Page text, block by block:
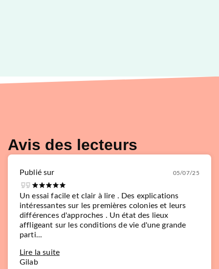
Avis des lecteurs
Publié sur 05/07/25
Un essai facile et clair à lire . Des explications
intéressantes sur les premières colonies et leurs
différences d'approches . Un état des lieux
affligeant sur les conditions de vie d'une grande
parti...
Lire la suite
Gilab